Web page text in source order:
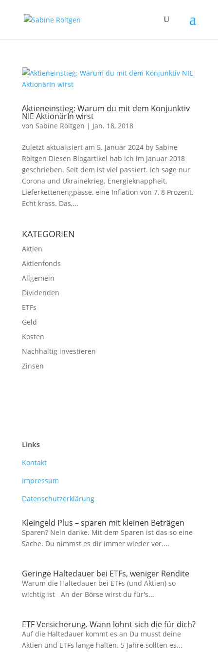
Aktieneinstieg: Warum du mit dem Konjunktiv
NIE AktionärIn wirst
von Sabine Röltgen | Jan. 18, 2018
Zuletzt aktualisiert am 5. Januar 2024 by Sabine
Röltgen Diesen Blogartikel hab ich im Januar 2018
geschrieben. Seit dem ist viel passiert. Ich sage nur
Corona und Ukrainekrieg. Energieknappheit,
Lieferkettenengpässe, eine Inflation von 7, 8 Prozent.
Echt krass. Das,...
KATEGORIEN
Aktien
Aktienfonds
Allgemein
Dividenden
ETFs
Geld
Kosten
Nachhaltig investieren
Zinsen
Links
Kontakt
Impressum
Datenschutzerklärung
Kleingeld Plus – sparen mit kleinen Beträgen
Sparen? Nein danke. Mit dem Sparen ist das so eine
Sache. Du nimmst es dir immer wieder vor....
Geringe Haltedauer bei ETFs, weniger Rendite
Warum die Haltedauer bei ETFs (und Aktien) so
wichtig ist An der Börse wirst du für's...
ETF Versicherung. Wann lohnt sich die für dich?
Auf die Haltedauer kommt es an Du musst deine
Aktien und ETFs lange halten. 5 Jahre sollten es...